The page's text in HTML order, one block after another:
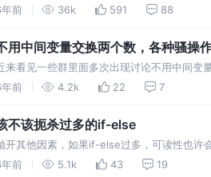
回家面试或者周末。过程还是挺顺利的，全
前 36k 591 88
用中间变量交换两个数，各种骚操
来看见一些群里面多次出现讨论不用中间变
，方法会有很多种，我们一起来看看 如果
前 4.2k 22 7
不该扼杀过多的if-else
开其他因素，如果if-else过多，可读性也许
象，可读性会低或者不变，可维护性可能
前 5.1k 43 19